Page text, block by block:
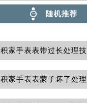
随机推荐
积家手表表带过长处理
积家手表表蒙子坏了处